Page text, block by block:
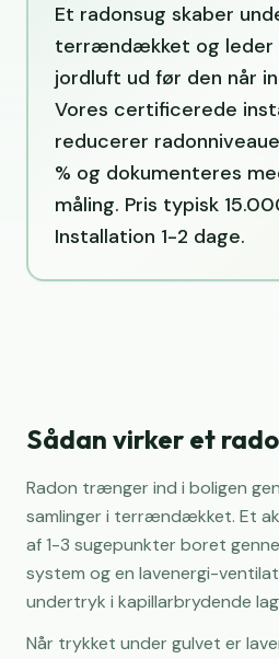
Et radonsug skaber
terrændækket og leder
jordluft ud før den når
Vores certificerede
reducerer
% og dokumenteres
måling. Pris typisk
Installation 1-2 dage.
Sådan virker et
Radon trænger ind i boligen
samlinger i terrændækket. Et
af 1-3 sugepunkter boret
system og en lavenergi-
undertryk i kapillarbrydende
Når trykket under gulvet er